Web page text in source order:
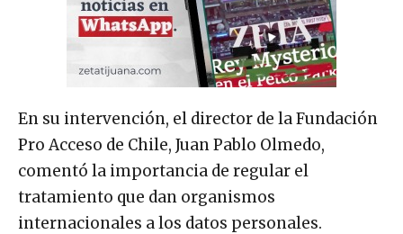
En su intervención, el director de la Fundación
Pro Acceso de Chile, Juan Pablo Olmedo,
comentó la importancia de regular el
tratamiento que dan organismos
internacionales a los datos personales.